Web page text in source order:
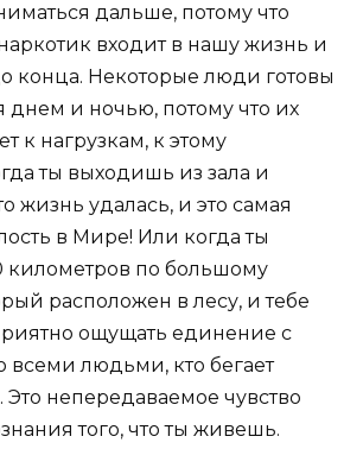
дальше, потому что
входит в нашу жизнь и
конца. Некоторые люди готовы
днем и ночью, потому что их
к нагрузкам, к этому
ты выходишь из зала и
жизнь удалась, и это самая
в Мире! Или когда ты
километров по большому
расположен в лесу, и тебе
ощущать единение с
всеми людьми, кто бегает
Это непередаваемое чувство
того, что ты живешь.